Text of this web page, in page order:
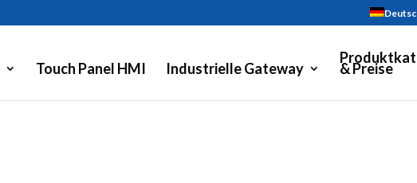
Touch Panel HMI Industrielle Gateway & Preise